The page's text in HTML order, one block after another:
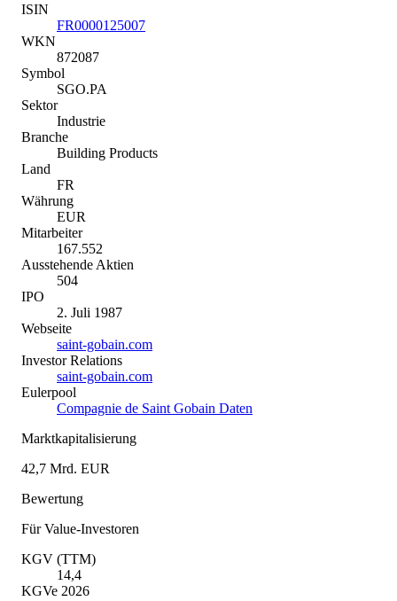
ISIN
FR0000125007
WKN
872087
Symbol
SGO.PA
Sektor
Industrie
Branche
Building Products
Land
FR
Währung
EUR
Mitarbeiter
167.552
Ausstehende Aktien
504
IPO
2. Juli 1987
Webseite
saint-gobain.com
Investor Relations
saint-gobain.com
Eulerpool
Compagnie de Saint Gobain Daten
Marktkapitalisierung
42,7 Mrd. EUR
Bewertung
Für Value-Investoren
KGV (TTM)
14,4
KGVe 2026